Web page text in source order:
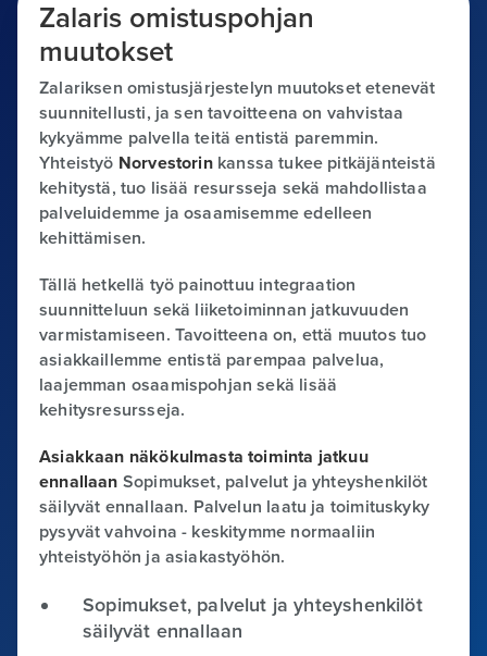
Zalaris omistuspohjan
muutokset
Zalariksen omistus­järjestelyn muutokset etenevät
suunnitellusti, ja sen tavoitteena on vahvistaa
kykyämme palvella teitä entistä paremmin.
Yhteistyö Norvestorinkanssa tukee pitkäjänteistä
kehitystä, tuo lisää resursseja sekä mahdollistaa
palveluidemme ja osaamisemme edelleen
kehittämisen.
Tällä hetkellä työ painottuu integraation
suunnitteluun sekä liiketoiminnan jatkuvuuden
varmistamiseen. Tavoitteena on, että muutos tuo
asiakkaillemme entistä parempaa palvelua,
laajemman osaamispohjan sekä lisää
kehitysresursseja.
Asiakkaan näkökulmasta toiminta jatkuu
ennallaan Sopimukset, palvelut ja yhteyshenkilöt
säilyvät ennallaan. Palvelun laatu ja toimituskyky
pysyvät vahvoina - keskitymme normaaliin
yhteistyöhön ja asiakastyöhön.
Sopimukset, palvelut ja yhteyshenkilöt
säilyvät ennallaan